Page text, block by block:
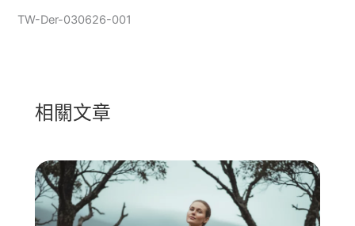
TW-Der-030626-001
相關文章